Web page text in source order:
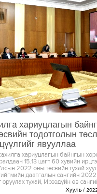
хариуцлагын
тодотголын
явууллаа
хариуцлагын байнгын
15.13 цагт 60 хувийн
2022 оны төсвийн тухай
даатгалын сангийн
оруулах тухай, Ирээдүйн өв
Хууль